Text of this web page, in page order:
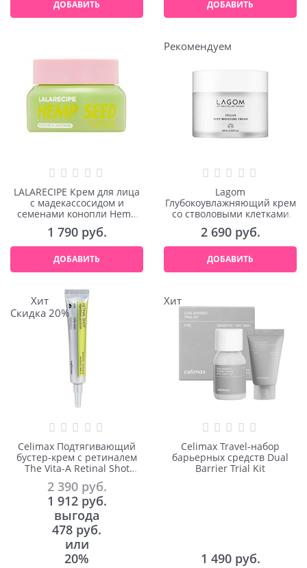
ДОБАВИТЬ ДОБАВИТЬ
LALARECIPE Крем для лица
с мадекассосидом и
семенами конопли Hemp
Seed Cream 50ml
1 790 руб.
ДОБАВИТЬ
Рекомендуем
Lagom
Глубокоувлажняющий крем
со стволовыми клетками
Cellus Deep Moisture Cream
60ml
2 690 руб.
ДОБАВИТЬ
Хит
Скидка 20%
Celimax Подтягивающий
бустер-крем с ретиналем
The Vita-A Retinal Shot
Tightening Booster
2 390 руб.
1 912 руб.
выгода
478 руб.
или
20%
Хит
Celimax Travel-набор
барьерных средств Dual
Barrier Trial Kit
1 490 руб.